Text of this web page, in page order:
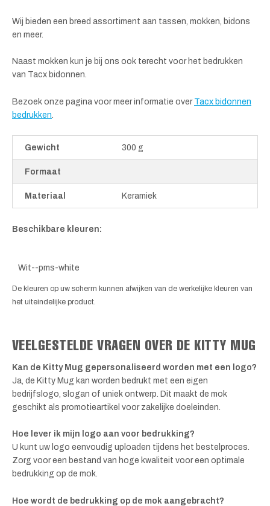
Wij bieden een breed assortiment aan tassen, mokken, bidons
en meer.
Naast mokken kun je bij ons ook terecht voor het bedrukken
van Tacx bidonnen.
Bezoek onze pagina voor meer informatie over Tacx bidonnen
bedrukken
Gewicht 300 g
Formaat
Materiaal Keramiek
Beschikbare kleuren:
Wit--pms-white
De kleuren op uw scherm kunnen afwijken van de werkelijke kleuren van
het uiteindelijke product.
VEELGESTELDE VRAGEN OVER DE KITTY MUG
Kan de Kitty Mug gepersonaliseerd worden met een logo?
Ja, de Kitty Mug kan worden bedrukt met een eigen
bedrijfslogo, slogan of uniek ontwerp. Dit maakt de mok
geschikt als promotieartikel voor zakelijke doeleinden.
Hoe lever ik mijn logo aan voor bedrukking?
U kunt uw logo eenvoudig uploaden tijdens het bestelproces.
Zorg voor een bestand van hoge kwaliteit voor een optimale
bedrukking op de mok.
Hoe wordt de bedrukking op de mok aangebracht?